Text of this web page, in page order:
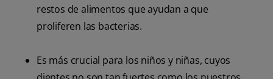
restos de alimentos que ayudan a que
proliferen las bacterias.
Es más crucial para los niños y niñas, cuyos